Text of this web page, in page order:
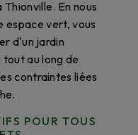
En nous
espace vert, vous
d'un jardin
au long de
contraintes liées
POUR TOUS